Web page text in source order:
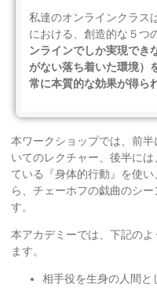
私達のオンラインクラス
における、創造的な５つ
ンラインでしか実現でき
がない落ち着いた環境）
常に本質的な効果が得ら
本ワークショップでは、前
いてのレクチャー、後半に
ている『身体的行動』を使
ら、チェーホフの戯曲のシ
す。
本アカデミーでは、下記の
ます。
相手役を生身の人間と